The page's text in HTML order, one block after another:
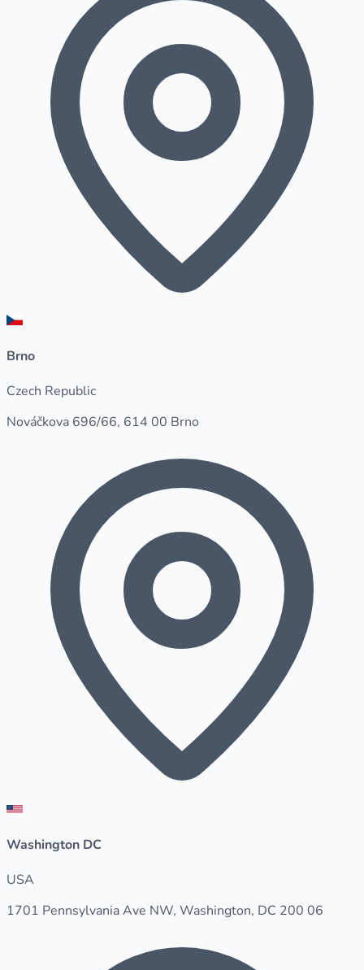
Brno
Czech Republic
Nováčkova 696/66, 614 00 Brno
Washington DC
USA
1701 Pennsylvania Ave NW, Washington, DC 200 06